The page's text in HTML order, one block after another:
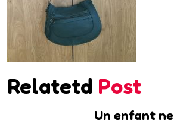
Relatetd Post
Un enfant ne